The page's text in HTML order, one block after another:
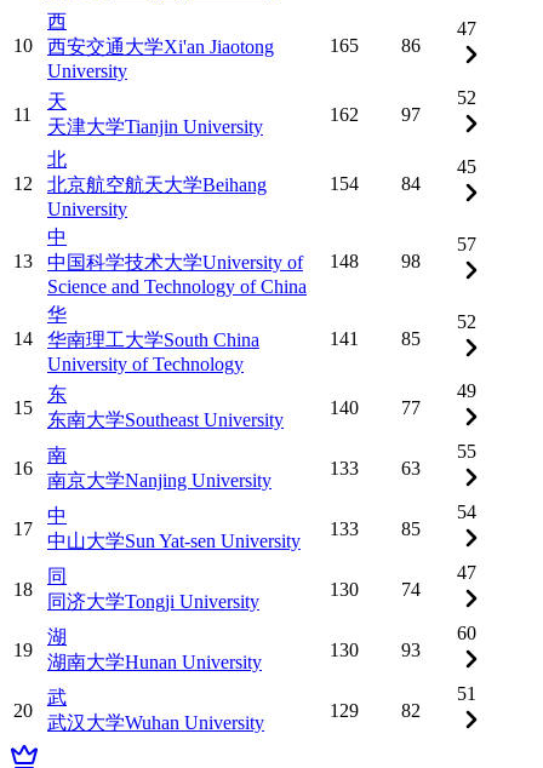
10
西
西安交通大学Xi'an Jiaotong
University
165 86
47
11
天
天津大学Tianjin University
162 97
52
12
北
北京航空航天大学Beihang
University
154 84
45
13
中
中国科学技术大学University of
Science and Technology of China
148 98
57
14
华
华南理工大学South China
University of Technology
141 85
52
15
东
东南大学Southeast University
140 77
49
16
南
南京大学Nanjing University
133 63
55
17
中
中山大学Sun Yat-sen University
133 85
54
18
同
同济大学Tongji University
130 74
47
19
湖
湖南大学Hunan University
130 93
60
20
武
武汉大学Wuhan University
129 82
51